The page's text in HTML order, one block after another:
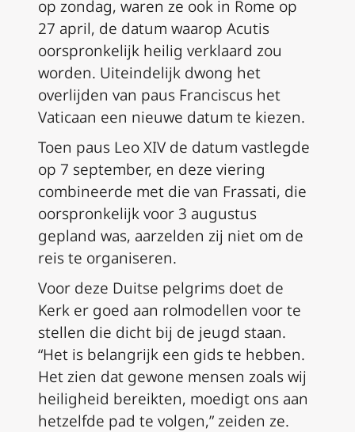
op zondag, waren ze ook in Rome op
27 april, de datum waarop Acutis
oorspronkelijk heilig verklaard zou
worden. Uiteindelijk dwong het
overlijden van paus Franciscus het
Vaticaan een nieuwe datum te kiezen.
Toen paus Leo XIV de datum vastlegde
op 7 september, en deze viering
combineerde met die van Frassati, die
oorspronkelijk voor 3 augustus
gepland was, aarzelden zij niet om de
reis te organiseren.
Voor deze Duitse pelgrims doet de
Kerk er goed aan rolmodellen voor te
stellen die dicht bij de jeugd staan.
“Het is belangrijk een gids te hebben.
Het zien dat gewone mensen zoals wij
heiligheid bereikten, moedigt ons aan
hetzelfde pad te volgen,” zeiden ze.